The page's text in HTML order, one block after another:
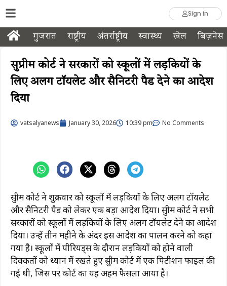
Sign in
गुजरात राष्ट्रीय अंतर्राष्ट्रीय स्वास्थ्य खेल बिज़नेस
सुप्रीम कोर्ट ने सरकारों को स्कूलों में लड़कियों के
लिए अलग टॉयलेट और सैनिटरी पैड देने का आदेश
दिया
vatsalyanews January 30, 2026 10:39 pm No Comments
सुप्रीम कोर्ट ने शुक्रवार को स्कूलों में लड़कियों के लिए अलग टॉयलेट
और सैनिटरी पैड को लेकर एक बड़ा आदेश दिया। सुप्रीम कोर्ट ने सभी
सरकारों को स्कूलों में लड़कियों के लिए अलग टॉयलेट देने का आदेश
दिया। उन्हें तीन महीने के अंदर इस आदेश का पालन करने को कहा
गया है। स्कूलों में पीरियड्स के दौरान लड़कियों को होने वाली
दिक्कतों को ध्यान में रखते हुए सुप्रीम कोर्ट में एक पिटीशन फाइल की
गई थी, जिस पर कोर्ट का यह अहम फैसला आया है।